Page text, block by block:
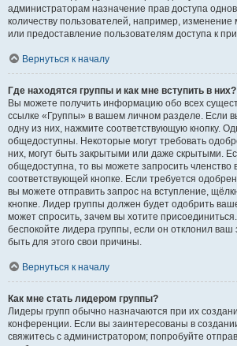
администраторам назначение прав доступа
количеству пользователей, например, изменение
или предоставление пользователям доступа к
Вернуться к началу
Где находятся группы и как мне вступить в них?
Вы можете получить информацию обо всех
ссылке «Группы» в вашем личном разделе. Если
одну из них, нажмите соответствующую кнопку.
общедоступны. Некоторые могут требовать
них, могут быть закрытыми или даже скрытыми.
общедоступна, то вы можете запросить членство
соответствующей кнопке. Если требуется
вы можете отправить запрос на вступление,
кнопке. Лидер группы должен будет одобрить
может спросить, зачем вы хотите
беспокойте лидера группы, если он отклонил ваш
быть для этого свои причины.
Вернуться к началу
Как мне стать лидером группы?
Лидеры групп обычно назначаются при их
конференции. Если вы заинтересованы в
свяжитесь с администратором; попробуйте